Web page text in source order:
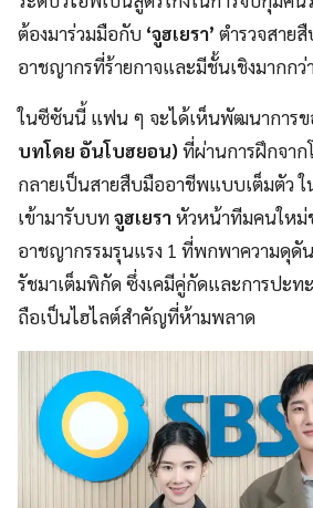
ต้องมาร่วมมือกับ ‘จูฮเยรา’ ตำรวจสาย
อาชญากรที่ร้ายกาจและมีชั้นเชิงมากกว่
ในซีซันนี้ แฟน ๆ จะได้เห็นพัฒนาการข
บทโดย อันโบฮยอน)ที่ผ่านการฝึกจาก
กลายเป็นสายสืบมืออาชีพแบบเต็มตัว
เข้ามารับบทจูฮเยราหัวหน้าทีมคนใหม่
อาชญากรรมรุนแรง 1 ที่พกพาความดุดั
รัชมาเต็มพิกัด ซึ่งเคมีคู่กัดและการปะท
ถือเป็นไฮไลต์สำคัญที่ห้ามพลาด